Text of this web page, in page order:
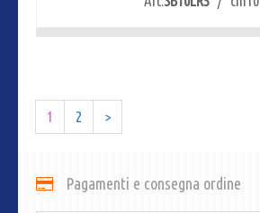
1 2 >
Pagamenti e consegna ordine